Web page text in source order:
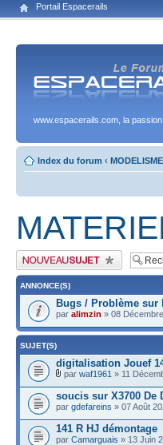
Portail Espacerails
www.espacerails.com, la
Index du forum ‹ MODELISME
Publier un nouveau sujet
ANNONCE(S)
Bugs / Problème sur
par alimzin » 08
SUJET(S)
digitalisation Jouef
par waf1961 » 11
soucis sur X3700 De
par gdefareins » 07 Août
141 R HJ démontage
par Camarguais » 13 Juin